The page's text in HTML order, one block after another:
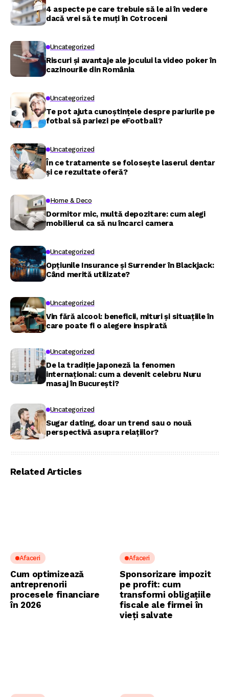
4 aspecte pe care trebuie să le ai în vedere
dacă vrei să te muți în Cotroceni
Uncategorized
Riscuri și avantaje ale jocului la video poker în
cazinourile din România
Uncategorized
Te pot ajuta cunoștințele despre pariurile pe
fotbal să pariezi pe eFootball?
Uncategorized
În ce tratamente se folosește laserul dentar
și ce rezultate oferă?
Home & Deco
Dormitor mic, multă depozitare: cum alegi
mobilierul ca să nu încarci camera
Uncategorized
Opțiunile Insurance și Surrender în Blackjack:
Când merită utilizate?
Uncategorized
Vin fără alcool: beneficii, mituri și situațiile în
care poate fi o alegere inspirată
Uncategorized
De la tradiție japoneză la fenomen
internațional: cum a devenit celebru Nuru
masaj în București?
Uncategorized
Sugar dating, doar un trend sau o nouă
perspectivă asupra relațiilor?
Related Articles
Afaceri
Cum optimizează
antreprenorii
procesele financiare
în 2026
Afaceri
Sponsorizare impozit
pe profit: cum
transformi obligațiile
fiscale ale firmei în
vieți salvate